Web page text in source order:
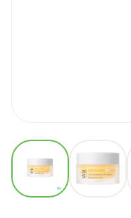
View larger image
View